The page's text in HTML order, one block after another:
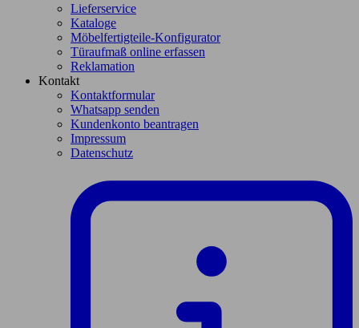
Lieferservice
Kataloge
Möbelfertigteile-Konfigurator
Türaufmaß online erfassen
Reklamation
Kontakt
Kontaktformular
Whatsapp senden
Kundenkonto beantragen
Impressum
Datenschutz